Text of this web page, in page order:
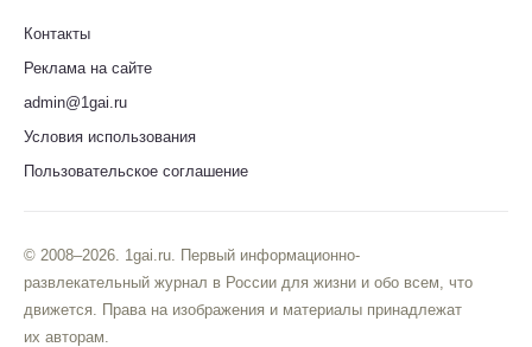
Контакты
Реклама на сайте
admin@1gai.ru
Условия использования
Пользовательское соглашение
© 2008–2026. 1gai.ru. Первый информационно-
развлекательный журнал в России для жизни и обо всем, что
движется. Права на изображения и материалы принадлежат
их авторам.